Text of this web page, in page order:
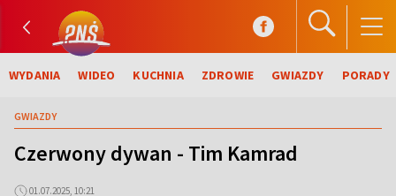
WYDANIA WIDEO KUCHNIA ZDROWIE GWIAZDY PORADY
GWIAZDY
Czerwony dywan - Tim Kamrad
01.07.2025, 10:21